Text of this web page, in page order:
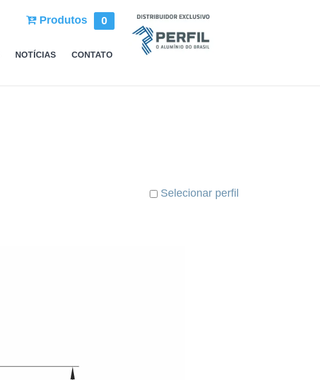
Produtos 0
NOTÍCIAS CONTATO
Selecionar perfil